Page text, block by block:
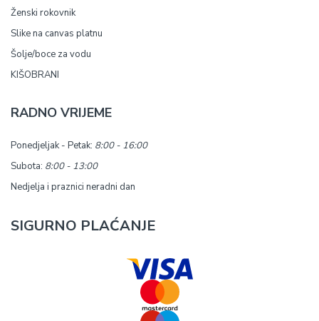
Ženski rokovnik
Slike na canvas platnu
Šolje/boce za vodu
KIŠOBRANI
RADNO VRIJEME
Ponedjeljak - Petak: 8:00 - 16:00
Subota: 8:00 - 13:00
Nedjelja i praznici neradni dan
SIGURNO PLAĆANJE